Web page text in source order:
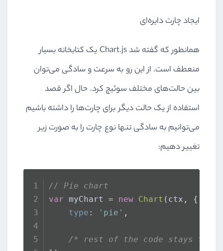
tooltips : {
        },
plugins : {
: '#111'
textAlign:
lineHeight
                },
return
ctx.
                }
        }
    }
ایجاد چارت دایره‌ای
همانطور که گفته شد Chart.js یک کتابخانه بسیار
منعطف است. از این رو به سرعت و سادگی می‌توان
بین حالت‌های مختلف سوئیچ کرد. حال اگر قصد
استفاده از یک حالت دیگر برای چارت‌ها را داشته باشیم
می‌توانیم به سادگی تنها نوع چارت را به صورت زیر
تغییر دهیم:
// Pie chart
var myChart = new Chart (ctx, {
type : 'pie' ,
/* rest of the code stays the